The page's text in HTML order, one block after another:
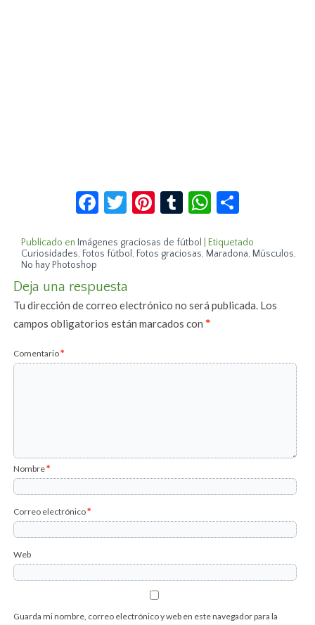
Facebook
Twitter
Pinterest
TumblrWhatsApp
Publicado en Imágenes graciosas de fútbol
Etiquetado
Curiosidades, Fotos fútbol, Fotos graciosas, Maradona, Músculos,
No hay Photoshop
Deja una respuesta
Tu dirección de correo electrónico no será publicada. Los
campos obligatorios están marcados con*
Comentario*
Nombre*
Correo electrónico*
Web
Guarda mi nombre, correo electrónico y web en este navegador para la